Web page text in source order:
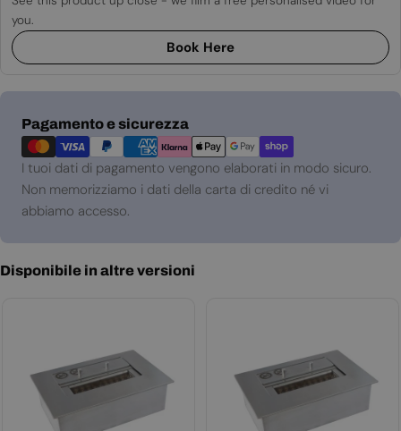
you.
Book Here
Pagamento e sicurezza
Metodi
di
pagamento
I tuoi dati di pagamento vengono elaborati in modo sicuro.
Non memorizziamo i dati della carta di credito né vi
abbiamo accesso.
Disponibile in altre versioni